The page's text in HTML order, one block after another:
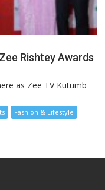
Rishtey Awards
as Zee TV Kutumb
Fashion & Lifestyle